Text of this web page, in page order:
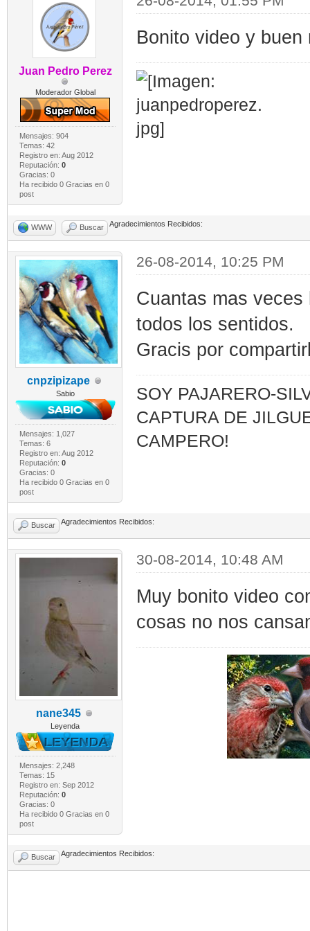
Juan Pedro Perez
Moderador Global
Mensajes: 904
Temas: 42
Registro en: Aug 2012
Reputación: 0
Gracias: 0
Ha recibido 0 Gracias en 0
post
Bonito video y buen
WWW Buscar Agradecimientos Recibidos:
cnpzipizape
Sabio
Mensajes: 1,027
Temas: 6
Registro en: Aug 2012
Reputación: 0
Gracias: 0
Ha recibido 0 Gracias en 0
post
26-08-2014, 10:25 PM
Cuantas mas
todos los sentidos.
Gracis por
SOY PAJARERO-
CAPTURA DE
CAMPERO!
Buscar Agradecimientos Recibidos:
nane345
Leyenda
Mensajes: 2,248
Temas: 15
Registro en: Sep 2012
Reputación: 0
Gracias: 0
Ha recibido 0 Gracias en 0
post
30-08-2014, 10:48 AM
Muy bonito video
cosas no nos
Buscar Agradecimientos Recibidos: